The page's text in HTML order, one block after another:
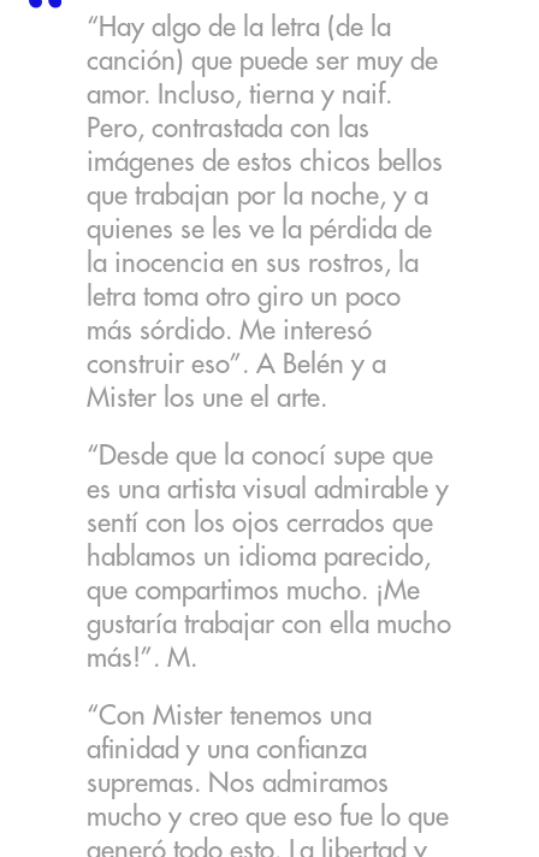
“Hay algo de la letra (de la
canción) que puede ser muy de
amor. Incluso, tierna y naif.
Pero, contrastada con las
imágenes de estos chicos bellos
que trabajan por la noche, y a
quienes se les ve la pérdida de
la inocencia en sus rostros, la
letra toma otro giro un poco
más sórdido. Me interesó
construir eso”. A Belén y a
Mister los une el arte.
“Desde que la conocí supe que
es una artista visual admirable y
sentí con los ojos cerrados que
hablamos un idioma parecido,
que compartimos mucho. ¡Me
gustaría trabajar con ella mucho
más!”. M.
“Con Mister tenemos una
afinidad y una confianza
supremas. Nos admiramos
mucho y creo que eso fue lo que
generó todo esto. La libertad y